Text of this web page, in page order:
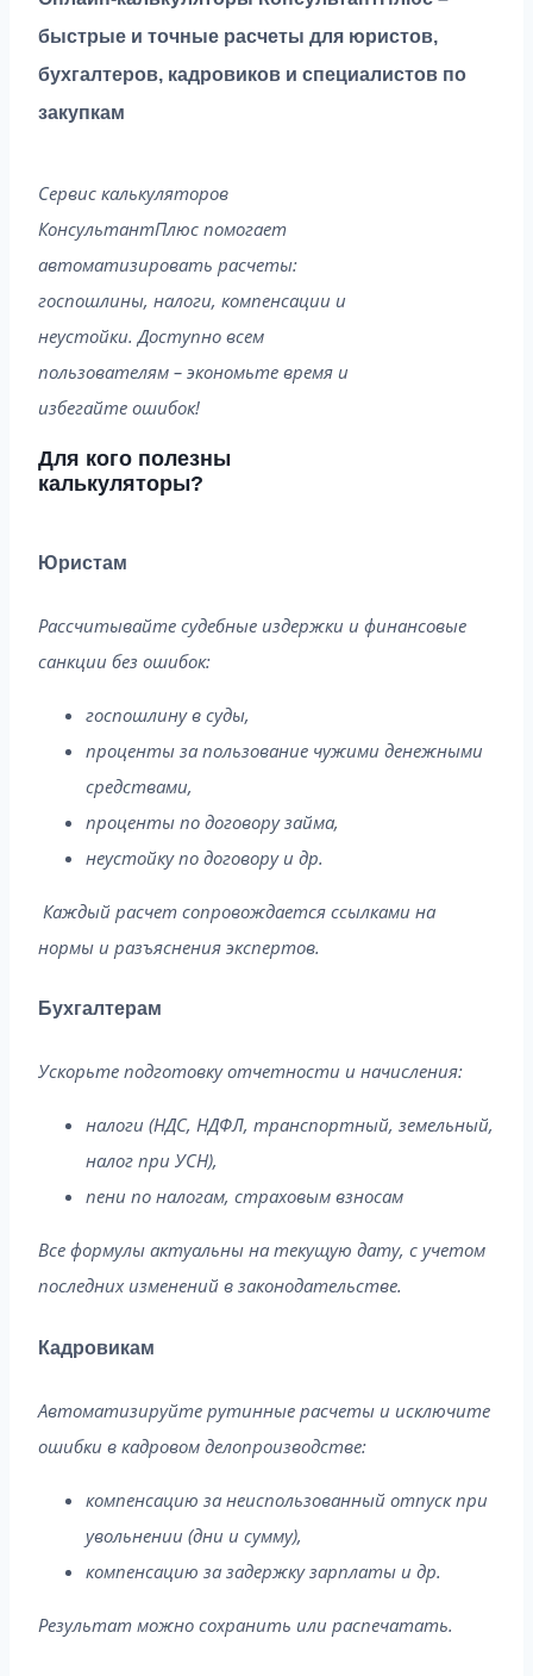
быстрые и точные расчеты для юристов,
бухгалтеров, кадровиков и специалистов по
закупкам
Сервис калькуляторов
КонсультантПлюс помогает
автоматизировать расчеты:
госпошлины, налоги, компенсации и
неустойки. Доступно всем
пользователям – экономьте время и
избегайте ошибок!
Для кого полезны
калькуляторы?
Юристам
Рассчитывайте судебные издержки и финансовые
санкции без ошибок:
госпошлину в суды,
проценты за пользование чужими денежными
средствами,
проценты по договору займа,
неустойку по договору и др.
Каждый расчет сопровождается ссылками на
нормы и разъяснения экспертов.
Бухгалтерам
Ускорьте подготовку отчетности и начисления:
налоги (НДС, НДФЛ, транспортный, земельный,
налог при УСН),
пени по налогам, страховым взносам
Все формулы актуальны на текущую дату, с учетом
последних изменений в законодательстве.
Кадровикам
Автоматизируйте рутинные расчеты и исключите
ошибки в кадровом делопроизводстве:
компенсацию за неиспользованный отпуск при
увольнении (дни и сумму),
компенсацию за задержку зарплаты и др.
Результат можно сохранить или распечатать.